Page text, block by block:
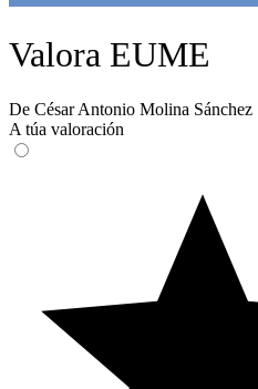
Valora EUME
De César Antonio Molina Sánchez
A túa valoración